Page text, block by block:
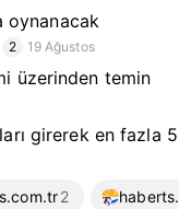
oynanacak
2 19 Ağustos
üzerinden temin
girerek en fazla 5
2